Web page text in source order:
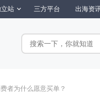
站 三方平台 出海资
者为什么愿意买单？